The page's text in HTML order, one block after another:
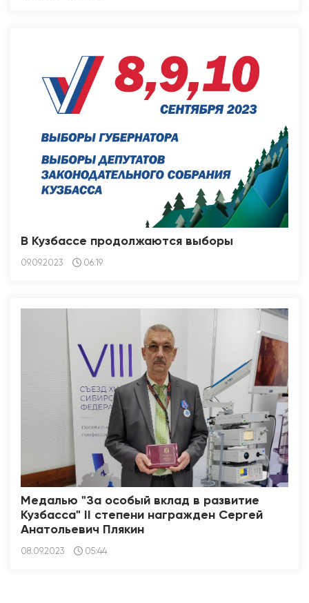
В Кузбассе продолжаются выборы
09.09.2023 06:19
Медалью "За особый вклад в развитие
Кузбасса" II степени награжден Сергей
Анатольевич Плякин
08.09.2023 05:44